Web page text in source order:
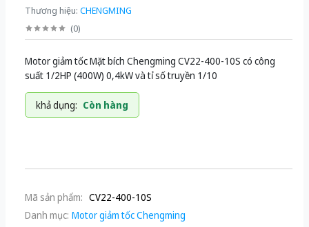
Thương hiệu: CHENGMING
(0)
Motor giảm tốc Mặt bích Chengming CV22-400-10S có công
suất 1/2HP (400W) 0,4kW và tỉ số truyền 1/10
khả dụng: Còn hàng
Mã sản phẩm: CV22-400-10S
Danh mục: Motor giảm tốc Chengming